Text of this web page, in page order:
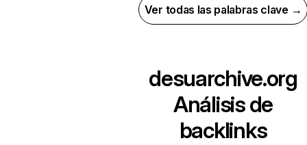
Ver todas las palabras clave →
desuarchive.org
Análisis de
backlinks